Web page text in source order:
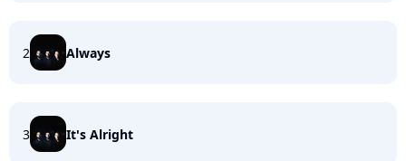
2 Always
3 It's Alright